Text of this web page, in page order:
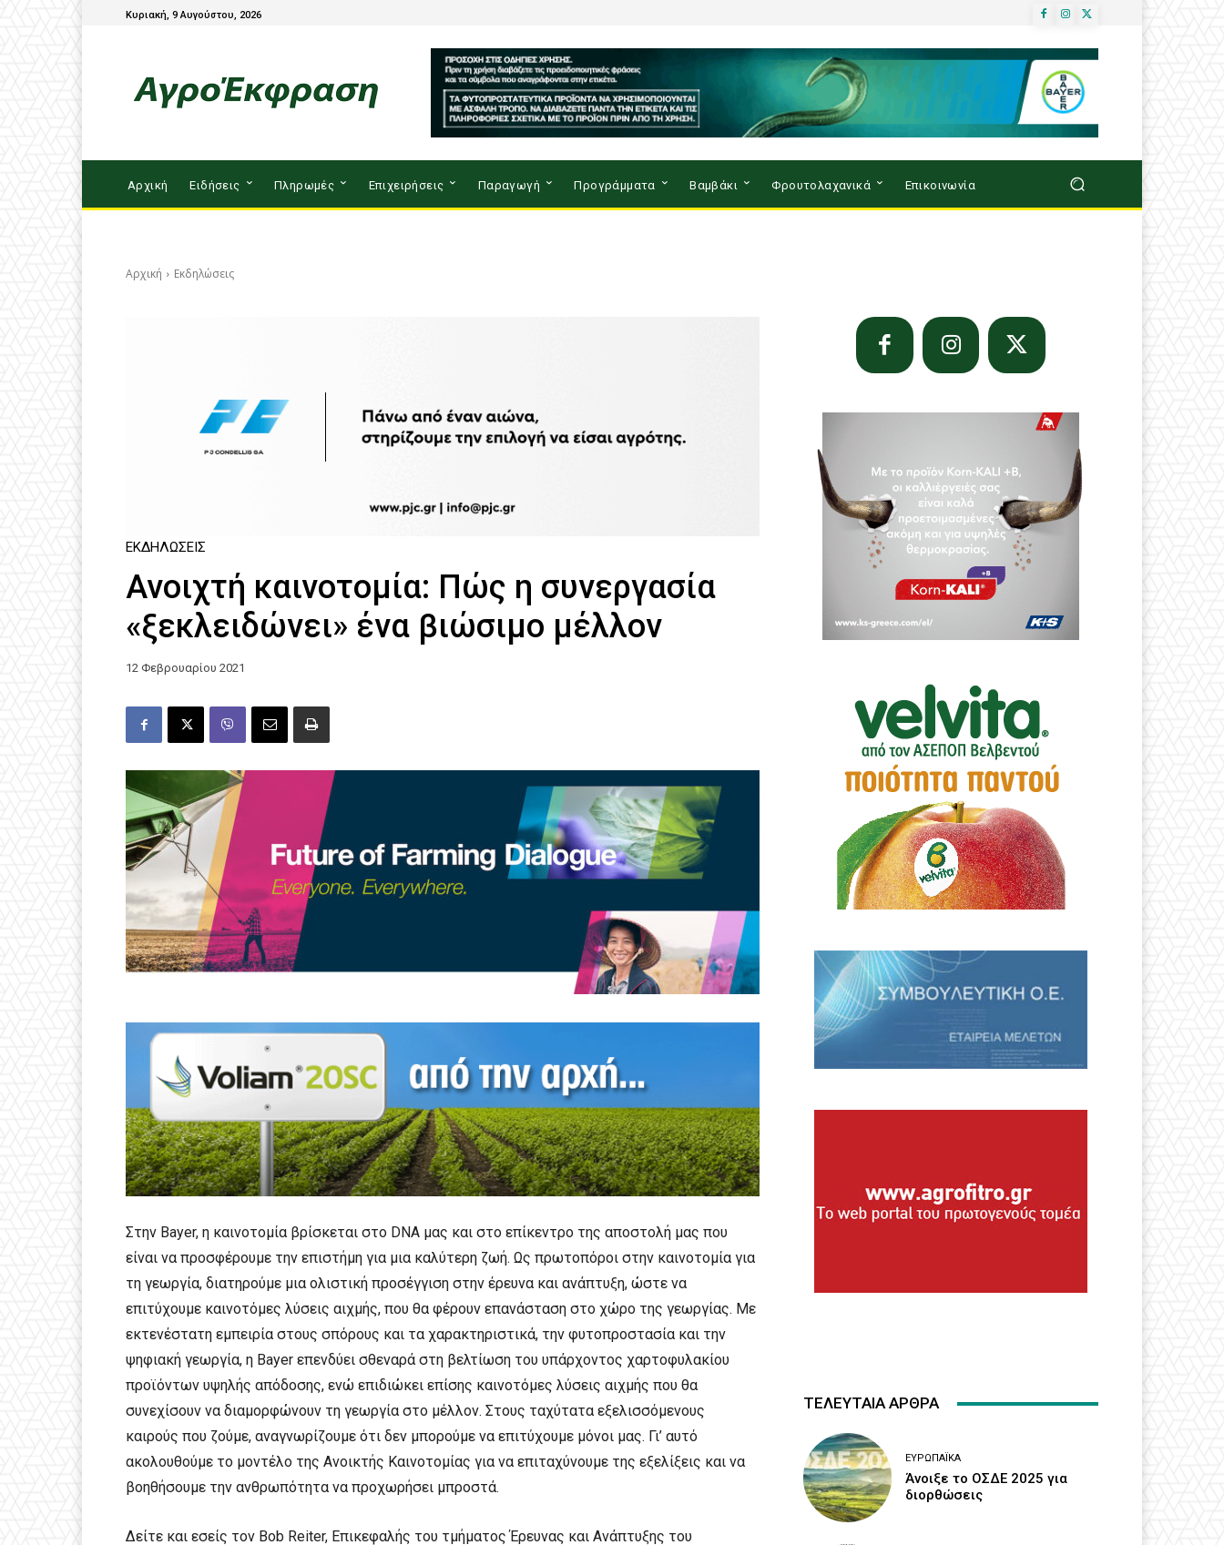
Κυριακή, 9 Αυγούστου, 2026
Αρχική Ειδήσεις Πληρωμές Επιχειρήσεις Παραγωγή Προγράμματα Βαμβάκι Φρουτολαχανικά Επικοινωνία
Αρχική Εκδηλώσεις
ΕΚΔΗΛΏΣΕΙΣ
Ανοιχτή καινοτομία: Πώς η συνεργασία
«ξεκλειδώνει» ένα βιώσιμο μέλλον
12 Φεβρουαρίου 2021
Στην Bayer, η καινοτομία βρίσκεται στο DNA μας και στο επίκεντρο της αποστολή μας που
είναι να προσφέρουμε την επιστήμη για μια καλύτερη ζωή. Ως πρωτοπόροι στην καινοτομία για
τη γεωργία, διατηρούμε μια ολιστική προσέγγιση στην έρευνα και ανάπτυξη, ώστε να
επιτύχουμε καινοτόμες λύσεις αιχμής, που θα φέρουν επανάσταση στο χώρο της γεωργίας. Με
εκτενέστατη εμπειρία στους σπόρους και τα χαρακτηριστικά, την φυτοπροστασία και την
ψηφιακή γεωργία, η Bayer επενδύει σθεναρά στη βελτίωση του υπάρχοντος χαρτοφυλακίου
προϊόντων υψηλής απόδοσης, ενώ επιδιώκει επίσης καινοτόμες λύσεις αιχμής που θα
συνεχίσουν να διαμορφώνουν τη γεωργία στο μέλλον. Στους ταχύτατα εξελισσόμενους
καιρούς που ζούμε, αναγνωρίζουμε ότι δεν μπορούμε να επιτύχουμε μόνοι μας. Γι’ αυτό
ακολουθούμε το μοντέλο της Ανοικτής Καινοτομίας για να επιταχύνουμε της εξελίξεις και να
βοηθήσουμε την ανθρωπότητα να προχωρήσει μπροστά.
Δείτε και εσείς τον Bob Reiter, Επικεφαλής του τμήματος Έρευνας και Ανάπτυξης του
ΤΕΛΕΥΤΑΙΑ ΑΡΘΡΑ
ΕΥΡΩΠΑΪΚΆ
Άνοιξε το ΟΣΔΕ 2025 για
διορθώσεις